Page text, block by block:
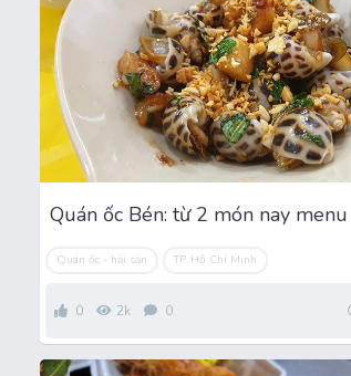
Quán ốc - hải sản TP. Hồ Chí Minh
0 2k 0